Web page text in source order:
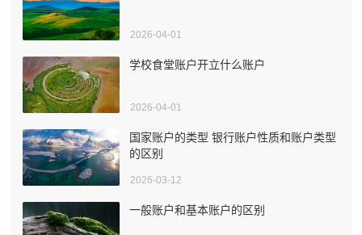
2026-04-01
学校食堂账户开立什么账户
2026-04-01
国家账户的类型 银行账户性质和账户类型
的区别
2026-03-12
一般账户和基本账户的区别